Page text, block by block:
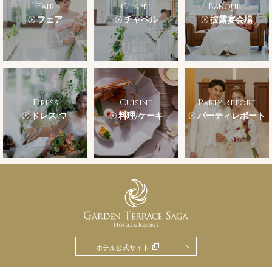
Fair
フェア
Chapel
チャペル
Banquet
披露宴会場
Dress
ドレス
Cuisine
料理/ケーキ
Party Report
パーティレポート
ホテル公式サイト